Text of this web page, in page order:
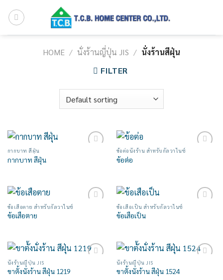
HOME / นั่งร้านญี่ปุ่น JIS / นั่งร้านสีฝุ่น
FILTER
กากบาท สีฝุ่น
กากบาท สีฝุ่น
ข้อต่อนั่งร้าน สำหรับกัลวาไนซ์
ข้อต่อ
ข้อเสือตาย สำหรับกัลวาไนซ์
ข้อเสือตาย
ข้อเสือเป็น สำหรับกัลวาไนซ์
ข้อเสือเป็น
นั่งร้านญี่ปุ่น JIS
ขาตั้งนั่งร้าน สีฝุ่น 1219
นั่งร้านญี่ปุ่น JIS
ขาตั้งนั่งร้าน สีฝุ่น 1524